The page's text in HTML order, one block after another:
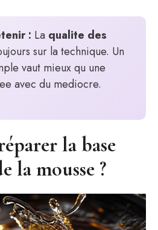
: La qualite des
sur la technique. Un
vaut mieux qu une
avec du mediocre.
la base
la mousse ?